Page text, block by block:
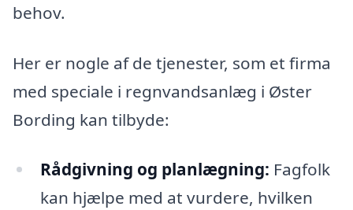
behov.
Her er nogle af de tjenester, som et firma
med speciale i regnvandsanlæg i Øster
Bording kan tilbyde:
Rådgivning og planlægning: Fagfolk
kan hjælpe med at vurdere, hvilken